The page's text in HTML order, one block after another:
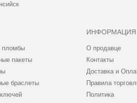
пломбы
пакеты
браслеты
ИНФОРМАЦИЯ
О продавце
Контакты
Доставка и
Правила
Политика